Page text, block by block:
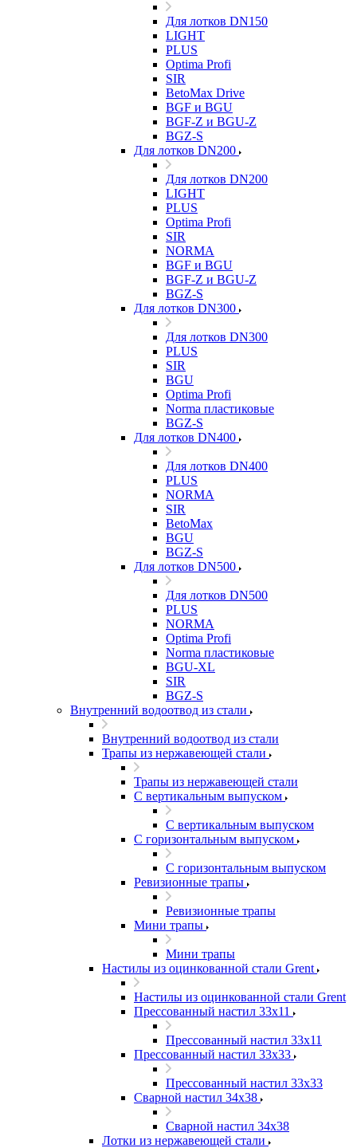
Для лотков DN150
LIGHT
PLUS
Optima Profi
SIR
BetoMax Drive
BGF и BGU
BGF-Z и BGU-Z
BGZ-S
Для лотков DN200
Для лотков DN200
LIGHT
PLUS
Optima Profi
SIR
NORMA
BGF и BGU
BGF-Z и BGU-Z
BGZ-S
Для лотков DN300
Для лотков DN300
PLUS
SIR
BGU
Optima Profi
Norma пластиковые
BGZ-S
Для лотков DN400
Для лотков DN400
PLUS
NORMA
SIR
BetoMax
BGU
BGZ-S
Для лотков DN500
Для лотков DN500
PLUS
NORMA
Optima Profi
Norma пластиковые
BGU-XL
SIR
BGZ-S
Внутренний водоотвод из стали
Внутренний водоотвод из стали
Трапы из нержавеющей стали
Трапы из нержавеющей стали
С вертикальным выпуском
С вертикальным выпуском
С горизонтальным выпуском
С горизонтальным выпуском
Ревизионные трапы
Ревизионные трапы
Мини трапы
Мини трапы
Настилы из оцинкованной стали Grent
Настилы из оцинкованной стали Grent
Прессованный настил 33x11
Прессованный настил 33x11
Прессованный настил 33x33
Прессованный настил 33x33
Сварной настил 34x38
Сварной настил 34x38
Лотки из нержавеющей стали